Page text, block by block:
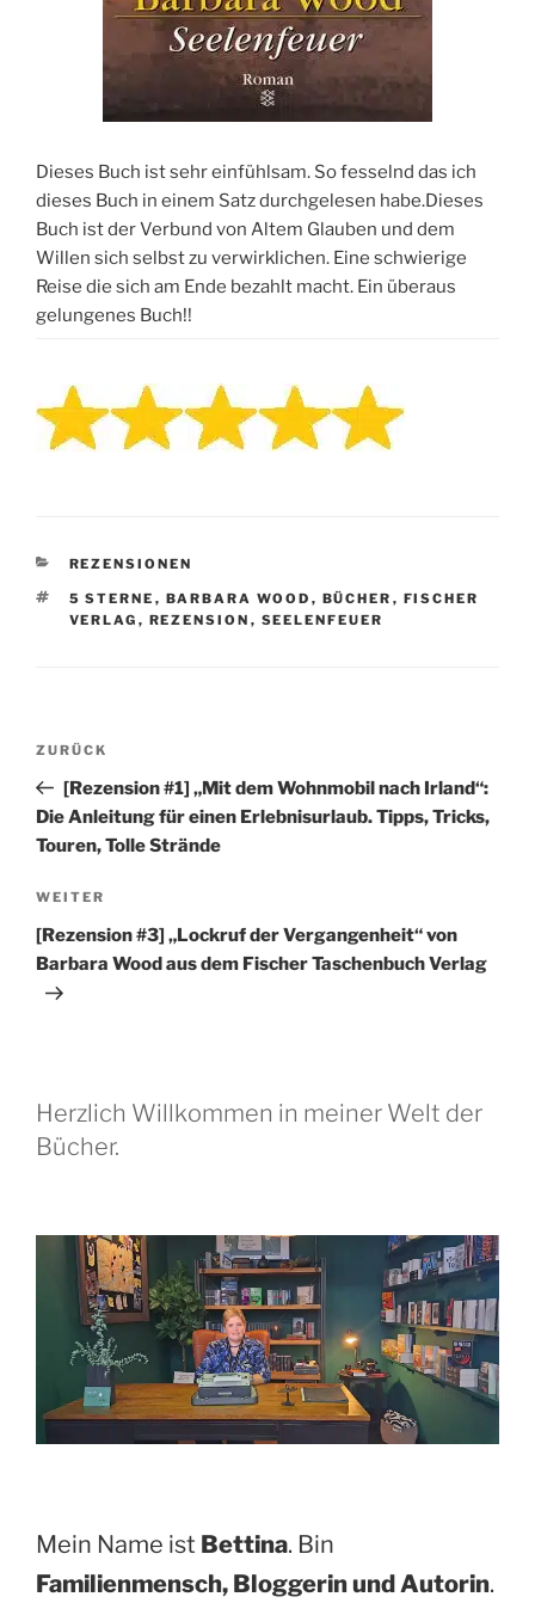
Dieses Buch ist sehr einfühlsam. So fesselnd das ich
dieses Buch in einem Satz durchgelesen habe.Dieses
Buch ist der Verbund von Altem Glauben und dem
Willen sich selbst zu verwirklichen. Eine schwierige
Reise die sich am Ende bezahlt macht. Ein überaus
gelungenes Buch!!
KATEGORIEN
REZENSIONEN
SCHLAGWÖRTER
5 STERNE , BARBARA WOOD , BÜCHER , FISCHER
VERLAG , REZENSION , SEELENFEUER
Beitragsnavigation
Vorheriger
Beitrag
ZURÜCK
[Rezension #1] „Mit dem Wohnmobil nach Irland“:
Die Anleitung für einen Erlebnisurlaub. Tipps, Tricks,
Touren, Tolle Strände
Nächster
Beitrag
WEITER
[Rezension #3] „Lockruf der Vergangenheit“ von
Barbara Wood aus dem Fischer Taschenbuch Verlag
Herzlich Willkommen in meiner Welt der
Bücher.
Mein Name ist Bettina. Bin
Familienmensch, Bloggerin und Autorin.